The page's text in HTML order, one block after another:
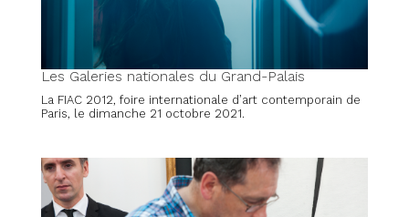
Les Galeries nationales du Grand-Palais
La FIAC 2012, foire internationale d’art contemporain de
Paris, le dimanche 21 octobre 2021.